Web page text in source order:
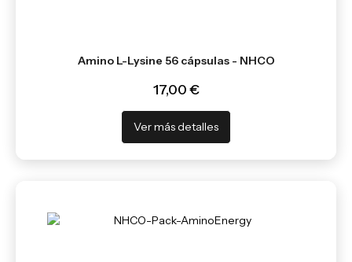
Amino L-Lysine 56 cápsulas - NHCO
17,00 €
Ver más detalles